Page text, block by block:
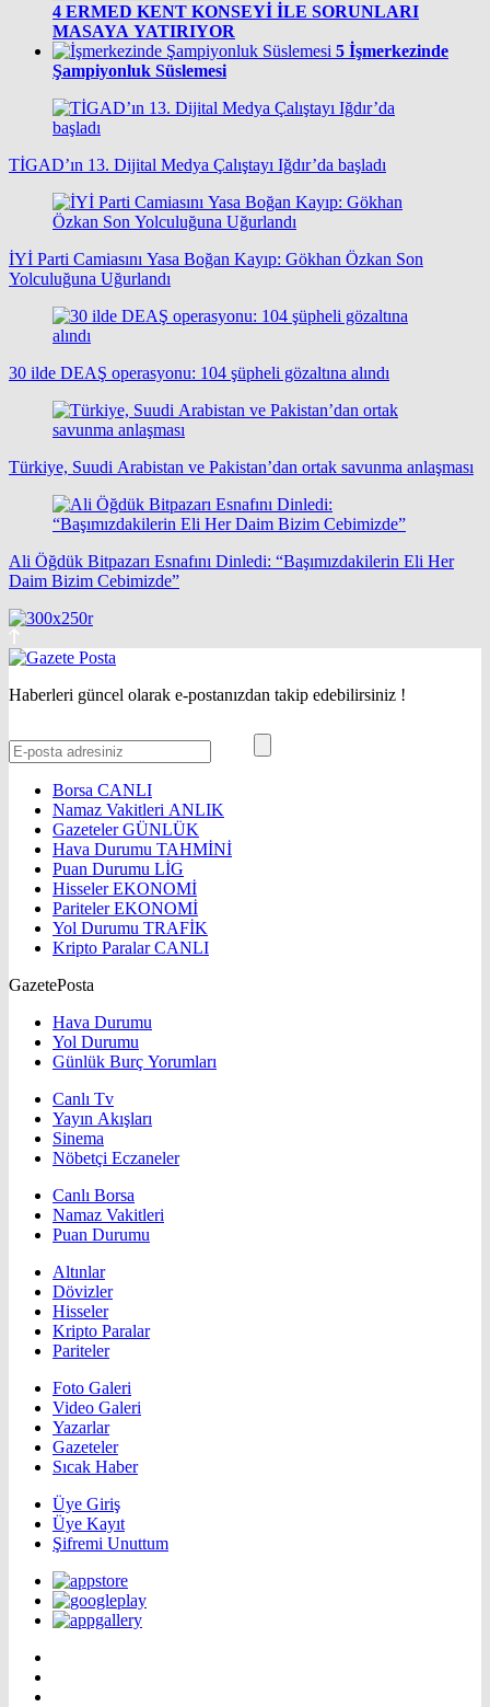
4 ERMED KENT KONSEYİ İLE SORUNLARI
MASAYA YATIRIYOR
5 İşmerkezinde
Şampiyonluk Süslemesi
TİGAD’ın 13. Dijital Medya Çalıştayı Iğdır’da başladı
İYİ Parti Camiasını Yasa Boğan Kayıp: Gökhan Özkan Son
Yolculuğuna Uğurlandı
30 ilde DEAŞ operasyonu: 104 şüpheli gözaltına alındı
Türkiye, Suudi Arabistan ve Pakistan’dan ortak savunma anlaşması
Ali Öğdük Bitpazarı Esnafını Dinledi: “Başımızdakilerin Eli Her
Daim Bizim Cebimizde”
Haberleri güncel olarak e-postanızdan takip edebilirsiniz !
Borsa CANLI
Namaz Vakitleri ANLIK
GazetelerGÜNLÜK
Hava Durumu TAHMİNİ
Puan Durumu LİG
HisselerEKONOMİ
ParitelerEKONOMİ
Yol Durumu TRAFİK
Kripto ParalarCANLI
GazetePosta
Hava Durumu
Yol Durumu
Günlük Burç Yorumları
Canlı Tv
Yayın Akışları
Sinema
Nöbetçi Eczaneler
Canlı Borsa
Namaz Vakitleri
Puan Durumu
Altınlar
Dövizler
Hisseler
Kripto Paralar
Pariteler
Foto Galeri
Video Galeri
Yazarlar
Gazeteler
Sıcak Haber
Üye Giriş
Üye Kayıt
Şifremi Unuttum